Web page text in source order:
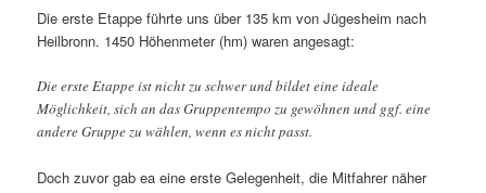
Die erste Etappe führte uns über 135 km von Jügesheim nach
Heilbronn. 1450 Höhenmeter (hm) waren angesagt:
Die erste Etappe ist nicht zu schwer und bildet eine ideale
Möglichkeit, sich an das Gruppentempo zu gewöhnen und ggf. eine
andere Gruppe zu wählen, wenn es nicht passt.
Doch zuvor gab ea eine erste Gelegenheit, die Mitfahrer näher